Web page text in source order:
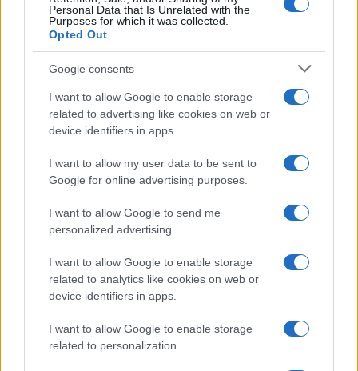
Personal Data that Is Unrelated with the
Purposes for which it was collected.
Opted Out
Google consents
I want to allow Google to enable storage
related to advertising like cookies on web or
device identifiers in apps.
I want to allow my user data to be sent to
Google for online advertising purposes.
I want to allow Google to send me
personalized advertising.
I want to allow Google to enable storage
related to analytics like cookies on web or
device identifiers in apps.
I want to allow Google to enable storage
related to personalization.
έχουμε «κεμαλικό» χάρτη με αραβική γραφή. Ο τίτλος είναι
«Χάρτης της Δημοκρατίας της Τουρκίας». Ά
χάρτη της Τουρκίας στην μετά συνθήκη Λωζάνης εποχή δια
τους μεγαλύτερους εκδοτικούς οίκους της εποχής (
Kitaphane-yi
Sûdî, Βιβλιοπωλείο/Εκδοτικός οίκος Σουντί) στην
Κωνσταντινούπολη, ο οποίος πρωτοστάτησε την περίοδο στην
εκτύπωση κειμένων για την εθνική αναγέννηση των Τούρκων.
Σπουδαιότερο όλων για όσους θα δουν τον χάρτη σε
θάλασσα μέχρι και το Καστελόριζο (Σύμπλεγμα Μεγίστης)
γίνεται σε απόλυτη αρμονία με τα προβλεπόμενα στη Συνθήκη
της Λωζάνης!